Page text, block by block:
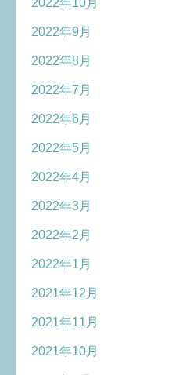
2022年10月
2022年9月
2022年8月
2022年7月
2022年6月
2022年5月
2022年4月
2022年3月
2022年2月
2022年1月
2021年12月
2021年11月
2021年10月